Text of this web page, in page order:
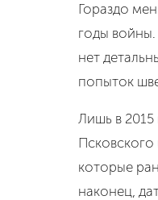
Гораздо
годы
нет
попыток
Лишь в 2015
которые
наконец,